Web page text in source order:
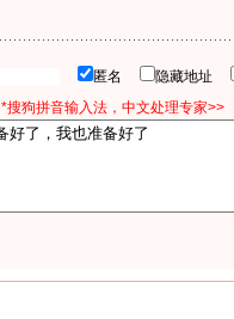
匿名 隐藏地址
*搜狗拼音输入法，中文处理专家>>